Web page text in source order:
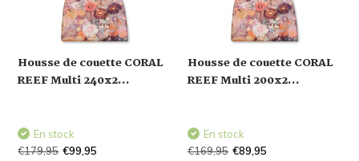
Housse de couette CORAL
REEF Multi 240x2...
En stock
€179,95 €99,95
Housse de couette CORAL
REEF Multi 200x2...
En stock
€169,95 €89,95